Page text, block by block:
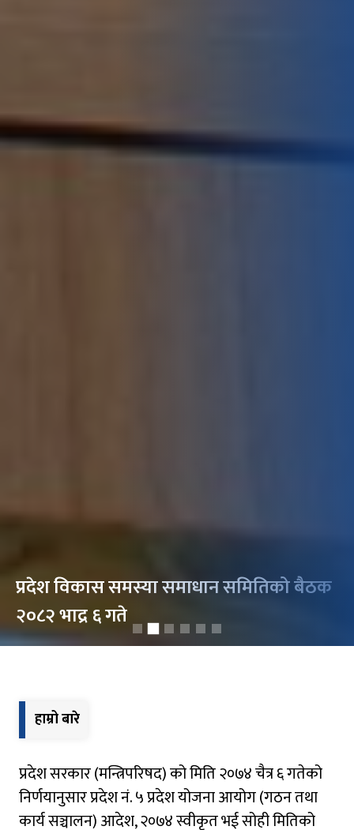
प्रदेश विकास समस्या समाधान समितिको बैठक
२०८२ भाद्र ६ गते
हाम्रो बारे
प्रदेश सरकार (मन्त्रिपरिषद) को मिति २०७४ चैत्र ६ गतेको
निर्णयानुसार प्रदेश नं. ५ प्रदेश योजना आयोग (गठन तथा
कार्य सञ्चालन) आदेश, २०७४ स्वीकृत भई सोही मितिको